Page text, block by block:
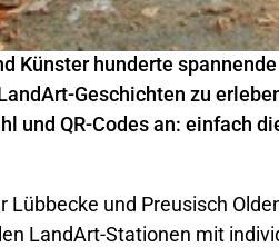
Künster hunderte
Geschichten zu
und QR-Codes an: einfach
Lübbecke und Preusisch
LandArt-Stationen mit